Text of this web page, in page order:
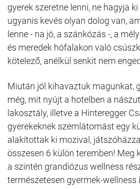
gyerek szeretne lenni, ne hagyja
ugyanis kevés olyan dolog van,
lenne - na jó, a szánkózás -, a
és meredek hófalakon való
kötelező, anélkül senkit nem
Miután jól kihavaztuk magunkat,
még, mit nyújt a hotelben a
lakosztály, illetve a Hinteregger
gyerekeknek szemlátomást egy
alakítottak ki mozival,
összesen 6 külön teremben! Meg
a szintén grandiózus wellness
természetesen gyermek-wellness